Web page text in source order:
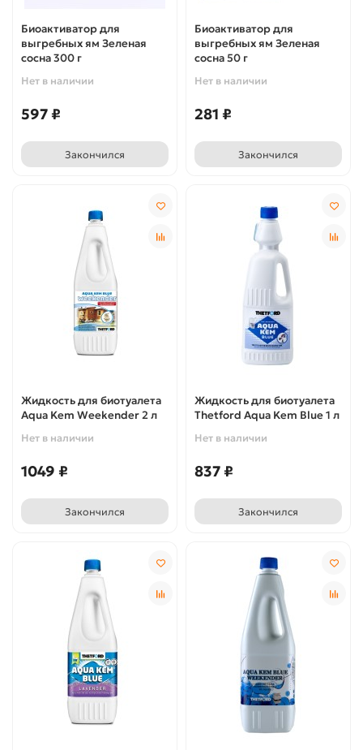
Биоактиватор для
выгребных ям Зеленая
сосна 300 г
Нет в наличии
597 ₽
Закончился
Биоактиватор для
выгребных ям Зеленая
сосна 50 г
Нет в наличии
281 ₽
Закончился
Жидкость для биотуалета
Aqua Kem Weekender 2 л
Нет в наличии
1049 ₽
Закончился
Жидкость для биотуалета
Thetford Aqua Kem Blue 1 л
Нет в наличии
837 ₽
Закончился